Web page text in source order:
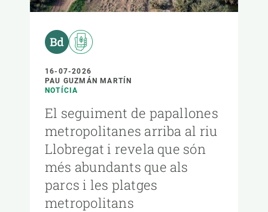
16-07-2026
PAU GUZMÁN MARTÍN
NOTÍCIA
El seguiment de papallones
metropolitanes arriba al riu
Llobregat i revela que són
més abundants que als
parcs i les platges
metropolitans